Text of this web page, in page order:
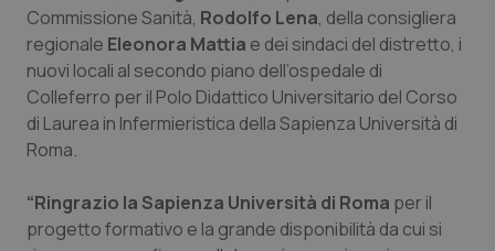
Friuli Venezia Giulia
Lazio
Liguria
Marche
Dermatite Atopica
Diabete & glucometri
Disturbi dell’umore
Donna & Salute
Commissione Sanità, Rodolfo Lena, della consigliera
regionale Eleonora Mattia e dei sindaci del distretto, i
nuovi locali al secondo piano dell’ospedale di
Colleferro per il Polo Didattico Universitario del Corso
di Laurea in Infermieristica della Sapienza Università di
Roma.
“Ringrazio la Sapienza Università di Roma per il
progetto formativo e la grande disponibilità da cui si